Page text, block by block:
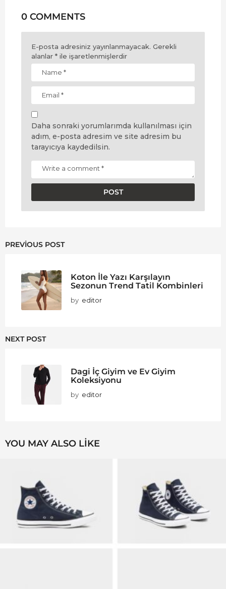
0 COMMENTS
E-posta adresiniz yayınlanmayacak. Gerekli
alanlar * ile işaretlenmişlerdir
Daha sonraki yorumlarımda kullanılması için
adım, e-posta adresim ve site adresim bu
tarayıcıya kaydedilsin.
PREVIOUS POST
Koton İle Yazı Karşılayın
Sezonun Trend Tatil Kombinleri
by editor
NEXT POST
Dagi İç Giyim ve Ev Giyim
Koleksiyonu
by editor
YOU MAY ALSO LIKE